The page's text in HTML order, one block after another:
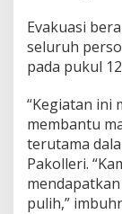
Evakuasi
seluruh
pada pukul
“Kegiatan ini
membantu
terutama
Pakolleri.
pulih,”